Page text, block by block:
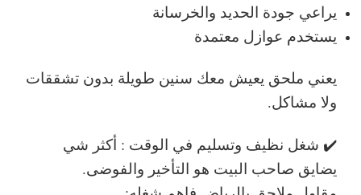
يراعي جودة الحديد والخرسانة
يستخدم عوازل معتمدة
يعني ملحق يعيش معك سنين طويلة بدون تشققات
ولا مشاكل.
✔️ شغل نظيف وتسليم في الوقت : أكثر شي
يضايق صاحب البيت هو التأخير والفوضى.